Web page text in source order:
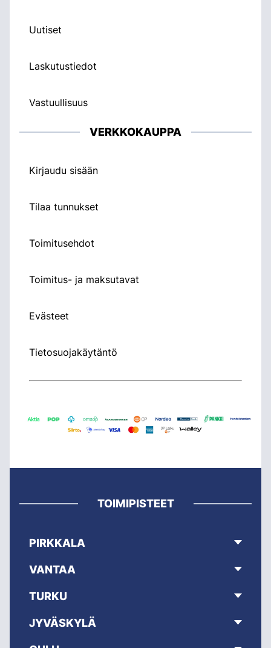
Uutiset
Laskutustiedot
Vastuullisuus
VERKKOKAUPPA
Kirjaudu sisään
Tilaa tunnukset
Toimitusehdot
Toimitus- ja maksutavat
Evästeet
Tietosuojakäytäntö
TOIMIPISTEET
PIRKKALA
VANTAA
TURKU
JYVÄSKYLÄ